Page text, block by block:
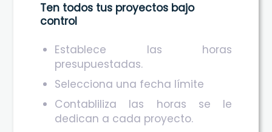
Ten todos tus proyectos bajo
control
Establece las horas
presupuestadas.
Selecciona una fecha límite
Contabliliza las horas se le
dedican a cada proyecto.